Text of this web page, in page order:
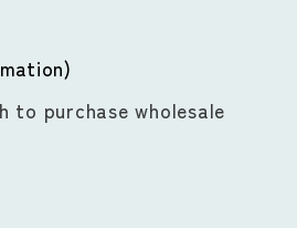
to purchase wholesale